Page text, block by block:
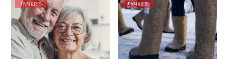
ЛУЧШЕЕ ЛУЧШЕЕ